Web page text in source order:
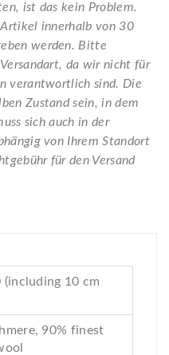
ist das kein Problem.
innerhalb von 30
werden. Bitte
da wir nicht für
verantwortlich sind. Die
Zustand sein, in dem
sich auch in der
von Ihrem Standort
für den Versand
(including 10 cm
90% finest